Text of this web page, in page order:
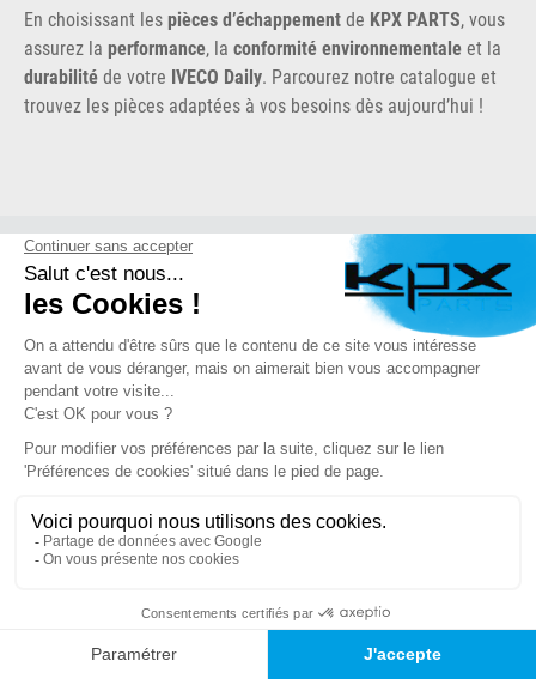
En choisissant lespièces d’échappementde KPX PARTS, vous
assurez la performance, la conformité environnementaleet la
durabilitéde votre IVECO Daily. Parcourez notre catalogue et
trouvez les pièces adaptées à vos besoins dès aujourd’hui !
Nous répondons à
vos questions
Posez nous vos questions sur le fonctionnement du site,
comment rechercher une pièce, la garantie, les délais de
Notre numéro est totalement gratuit. Appeler nous pour
TROUVEZ LA BONNE PIÈCE RAPIDEMENT
03.85.32.96.74